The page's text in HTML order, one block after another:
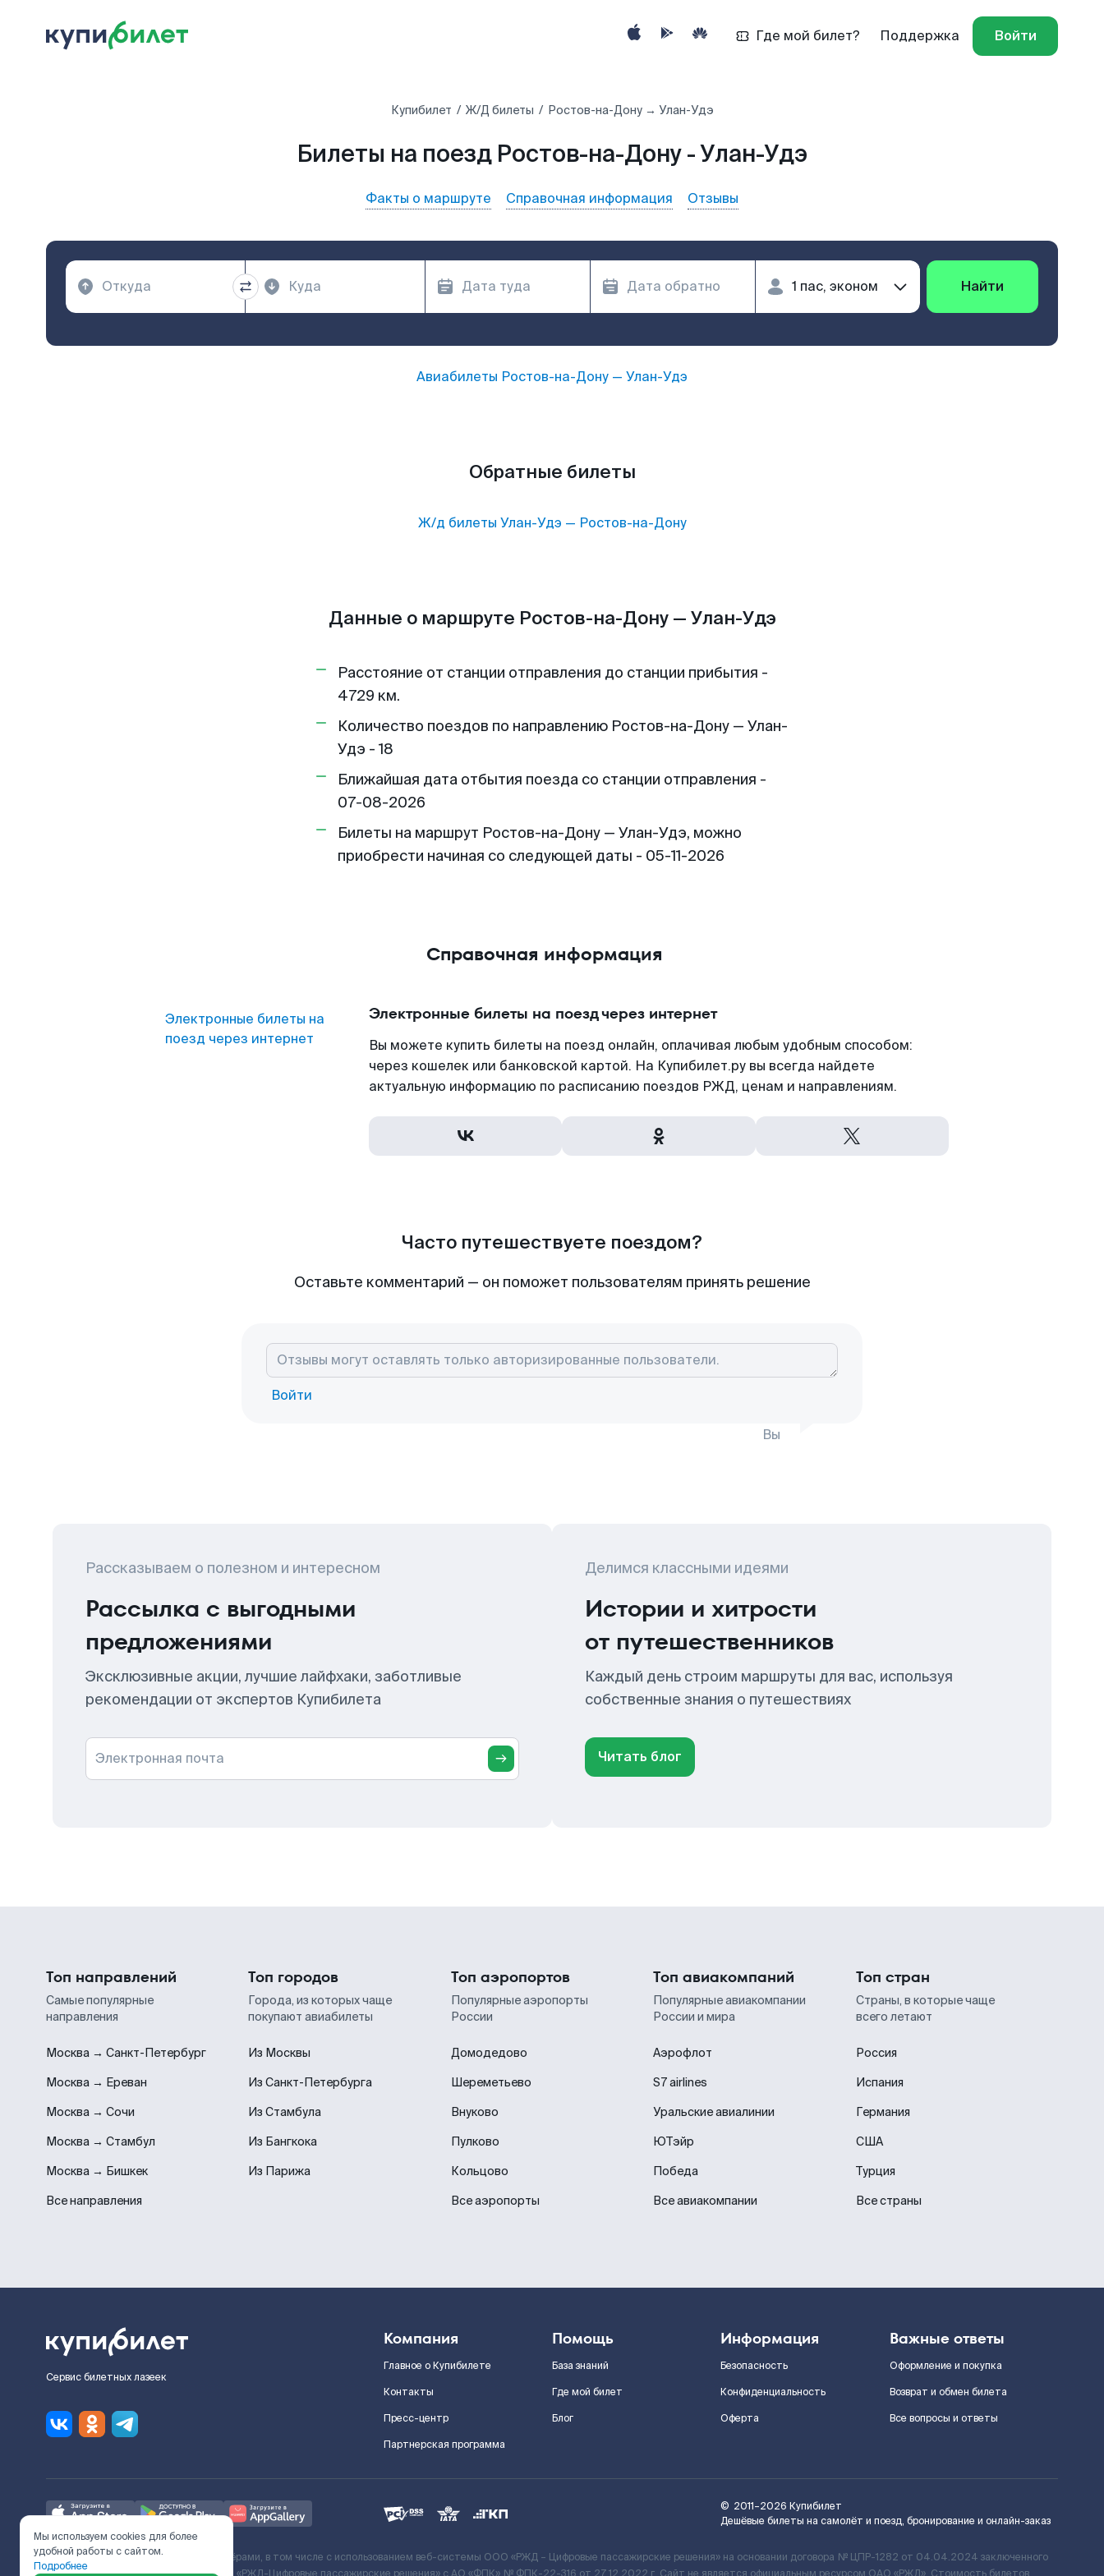
Где мой билет? Поддержка Войти
Купибилет Ж/Д билеты Ростов-на-Дону → Улан-Удэ
Билеты на поезд Ростов-на-Дону - Улан-Удэ
Факты о маршруте Справочная информация Отзывы
Найти
Авиабилеты Ростов-на-Дону — Улан-Удэ
Обратные билеты
Ж/д билеты Улан-Удэ — Ростов-на-Дону
Данные о маршруте Ростов-на-Дону — Улан-Удэ
Расстояние от станции отправления до станции прибытия -
4729 км.
Количество поездов по направлению Ростов-на-Дону — Улан-
Удэ - 18
Ближайшая дата отбытия поезда со станции отправления -
07-08-2026
Билеты на маршрут Ростов-на-Дону — Улан-Удэ, можно
приобрести начиная со следующей даты - 05-11-2026
Справочная информация
Электронные билеты на
поезд через интернет
Электронные билеты на поезд через интернет
Вы можете купить билеты на поезд онлайн, оплачивая любым удобным способом:
через кошелек или банковской картой. На Купибилет.ру вы всегда найдете
актуальную информацию по расписанию поездов РЖД, ценам и направлениям.
Часто путешествуете поездом?
Оставьте комментарий — он поможет пользователям принять решение
Войти
Вы
Рассказываем о полезном и интересном
Рассылка с выгодными
предложениями
Эксклюзивные акции, лучшие лайфхаки, заботливые
рекомендации от экспертов Купибилета
Электронная почта
Делимся классными идеями
Истории и хитрости
от путешественников
Каждый день строим маршруты для вас, используя
собственные знания о путешествиях
Читать блог
Топ направлений
Самые популярные
направления
Москва → Санкт-Петербург
Москва → Ереван
Москва → Сочи
Москва → Стамбул
Москва → Бишкек
Все направления
Топ городов
Города, из которых чаще
покупают авиабилеты
Из Москвы
Из Санкт-Петербурга
Из Стамбула
Из Бангкока
Из Парижа
Топ аэропортов
Популярные аэропорты
России
Домодедово
Шереметьево
Внуково
Пулково
Кольцово
Все аэропорты
Топ авиакомпаний
Популярные авиакомпании
России и мира
Аэрофлот
S7 airlines
Уральские авиалинии
ЮТэйр
Победа
Все авиакомпании
Топ стран
Страны, в которые чаще
всего летают
Россия
Испания
Германия
США
Турция
Все страны
Сервис билетных лазеек
Компания
Главное о Купибилете
Контакты
Пресс-центр
Партнерская программа
Помощь
База знаний
Где мой билет
Блог
Информация
Безопасность
Конфиденциальность
Оферта
Важные ответы
Оформление и покупка
Возврат и обмен билета
Все вопросы и ответы
© 2011–2026 Купибилет
Дешёвые билеты на самолёт и поезд, бронирование и онлайн-заказ
Ж/Д билеты предоставляются партнёрами, в том числе с использованием веб-системы ООО «РЖД – Цифровые пассажирские решения» на основании договора № ЦПР-1282 от 04.04.2024 заключенного
Мы используем cookies для более
удобной работы с сайтом.
Подробнее